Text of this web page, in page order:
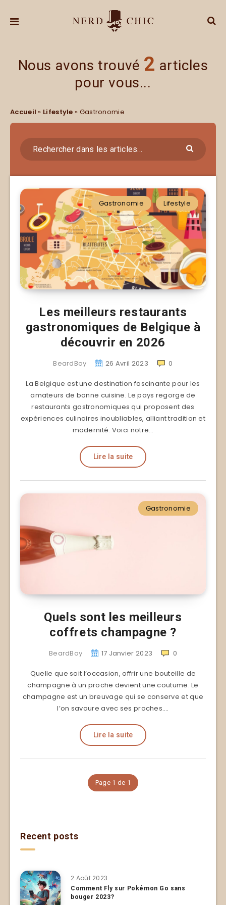
Nous avons trouvé 2 articles
pour vous...
Accueil » Lifestyle » Gastronomie
Gastronomie Lifestyle
Les meilleurs restaurants
gastronomiques de Belgique à
découvrir en 2026
BeardBoy 26 Avril 2023 0
La Belgique est une destination fascinante pour les
amateurs de bonne cuisine. Le pays regorge de
restaurants gastronomiques qui proposent des
expériences culinaires inoubliables, alliant tradition et
modernité. Voici notre…
Lire la suite
Gastronomie
Quels sont les meilleurs
coffrets champagne ?
BeardBoy 17 Janvier 2023 0
Quelle que soit l’occasion, offrir une bouteille de
champagne à un proche devient une coutume. Le
champagne est un breuvage qui se conserve et que
l’on savoure avec ses proches….
Lire la suite
Page 1 de 1
Recent posts
2 Août 2023
Comment Fly sur Pokémon Go sans
bouger 2023?